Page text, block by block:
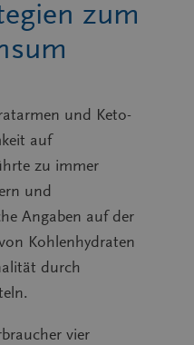
zum
und Keto-
auf
zu immer
und
Angaben auf der
Kohlenhydraten
durch
vier